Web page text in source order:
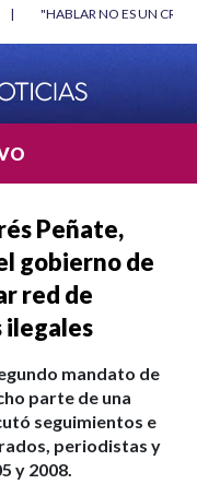
BETO CORAL |
Peñate,
gobierno de
red de
mandato de
parte de una
seguimientos e
periodistas y
y 2008.